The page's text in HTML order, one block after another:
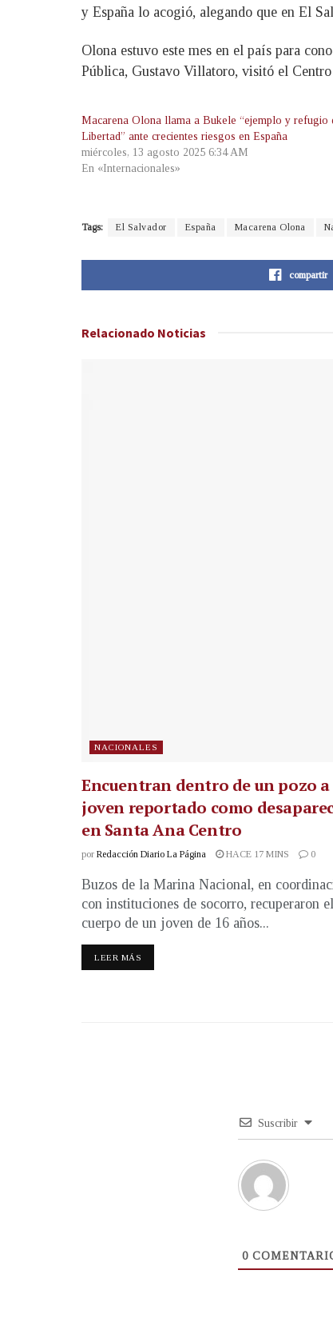
y España lo acogió, alegando que en El
Olona estuvo este mes en el país para
Pública, Gustavo Villatoro, visitó el
Macarena Olona llama a Bukele “ejemplo y refugio
Libertad” ante crecientes riesgos en España
miércoles, 13 agosto 2025 6:34 AM
En «Internacionales»
Tags: El Salvador España Macarena Olona
compartir
Relacionado Noticias
NACIONALES
Encuentran dentro de un pozo a
joven reportado como
en Santa Ana Centro
por Redacción Diario La Página HACE 17 MINS 0
Buzos de la Marina Nacional, en
con instituciones de socorro, recuperaron el
cuerpo de un joven de 16 años...
LEER MÁS
Suscribir
0